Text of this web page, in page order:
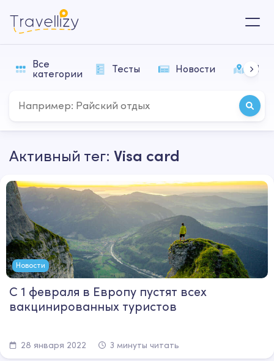
Все
категории
Тесты Новости
Активный тег: Visa card
Новости
С 1 февраля в Европу пустят всех
вакцинированных туристов
28 января 2022 3 минуты читать